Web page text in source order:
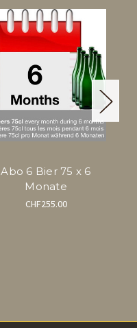
Abo 6 Bier 75 x 6
Monate
CHF255.00